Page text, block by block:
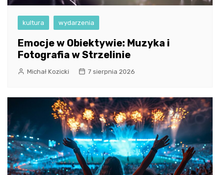
kultura wydarzenia
Emocje w Obiektywie: Muzyka i
Fotografia w Strzelinie
Michał Kozicki 7 sierpnia 2026